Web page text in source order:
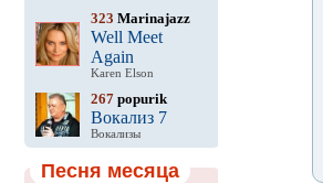
323 Marinajazz
Well Meet
Again
Karen Elson
267popurik
Вокализ 7
Вокализы
Песня месяца